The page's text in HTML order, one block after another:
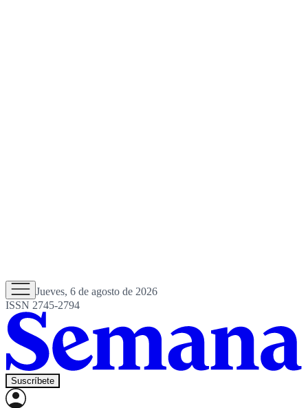
Jueves, 6 de agosto de 2026
ISSN 2745-2794
Suscríbete